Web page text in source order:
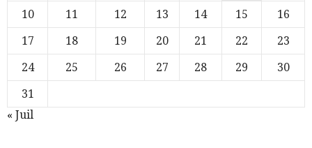
10
11 12 13 14 15
16
17
18 19 20 21 22
23
24
25 26 27 28 29
30
31
« Juil